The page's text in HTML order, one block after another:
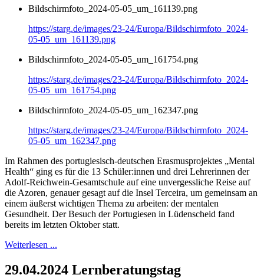
Bildschirmfoto_2024-05-05_um_161139.png
https://starg.de/images/23-24/Europa/Bildschirmfoto_2024-
05-05_um_161139.png
Bildschirmfoto_2024-05-05_um_161754.png
https://starg.de/images/23-24/Europa/Bildschirmfoto_2024-
05-05_um_161754.png
Bildschirmfoto_2024-05-05_um_162347.png
https://starg.de/images/23-24/Europa/Bildschirmfoto_2024-
05-05_um_162347.png
Im Rahmen des portugiesisch-deutschen Erasmusprojektes „Mental
Health“ ging es für die 13 Schüler:innen und drei Lehrerinnen der
Adolf-Reichwein-Gesamtschule auf eine unvergessliche Reise auf
die Azoren, genauer gesagt auf die Insel Terceira, um gemeinsam an
einem äußerst wichtigen Thema zu arbeiten: der mentalen
Gesundheit. Der Besuch der Portugiesen in Lüdenscheid fand
bereits im letzten Oktober statt.
Weiterlesen ...
29.04.2024 Lernberatungstag